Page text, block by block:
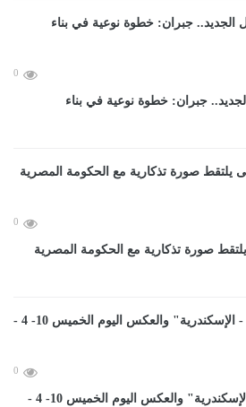
0
جبران: خطوة نوعية في بناء
0
صورة تذكارية مع الحكومة المصرية
0
مواعيد قطارات "القاهرة - الإسكندرية" والعكس اليوم الخميس 10- 4 -